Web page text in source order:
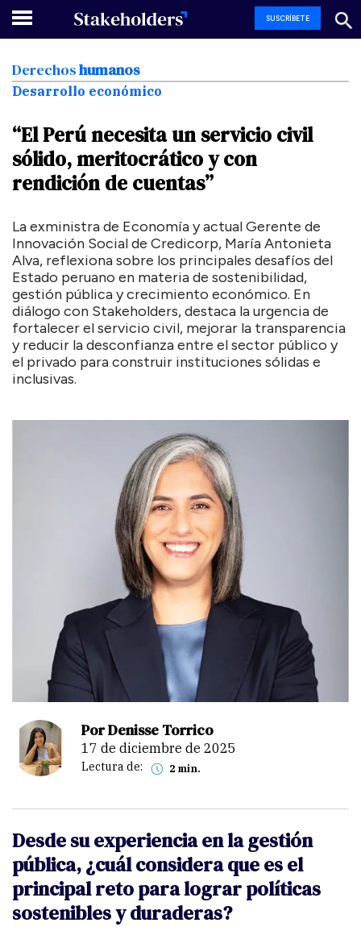
SUSCRÍBETE
Derechoshumanos
Desarrollo económico
“ElPerúnecesita un servicio civil
sólido,meritocráticoy con
rendición de cuentas”
La exministra de Economía y actual Gerente de
Innovación Social de Credicorp, María Antonieta
Alva, reflexiona sobre los principales desafíos del
Estado peruano en materia de sostenibilidad,
gestión pública y crecimiento económico. En
diálogo con Stakeholders, destaca la urgencia de
fortalecer el servicio civil, mejorar la transparencia
y reducir la desconfianza entre el sector público y
el privado para construir instituciones sólidas e
inclusivas.
Por Denisse Torrico
17 de diciembre de 2025
Lectura de: 2 min.
Desde su experiencia en la gestión
pública, ¿cuál considera que es el
principal reto para lograr políticas
sostenibles y duraderas?